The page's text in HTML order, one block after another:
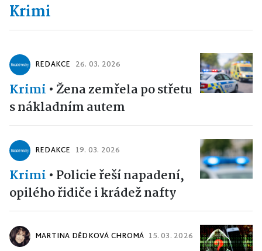
Krimi
REDAKCE 26. 03. 2026
Krimi • Žena zemřela po střetu
s nákladním autem
REDAKCE 19. 03. 2026
Krimi • Policie řeší napadení,
opilého řidiče i krádež nafty
MARTINA DĚDKOVÁ CHROMÁ 15. 03. 2026